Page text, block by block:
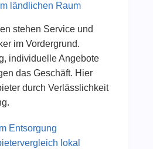
ländlichen Raum
stehen Service und
im Vordergrund.
individuelle Angebote
das Geschäft. Hier
durch Verlässlichkeit
Entsorgung
lokal